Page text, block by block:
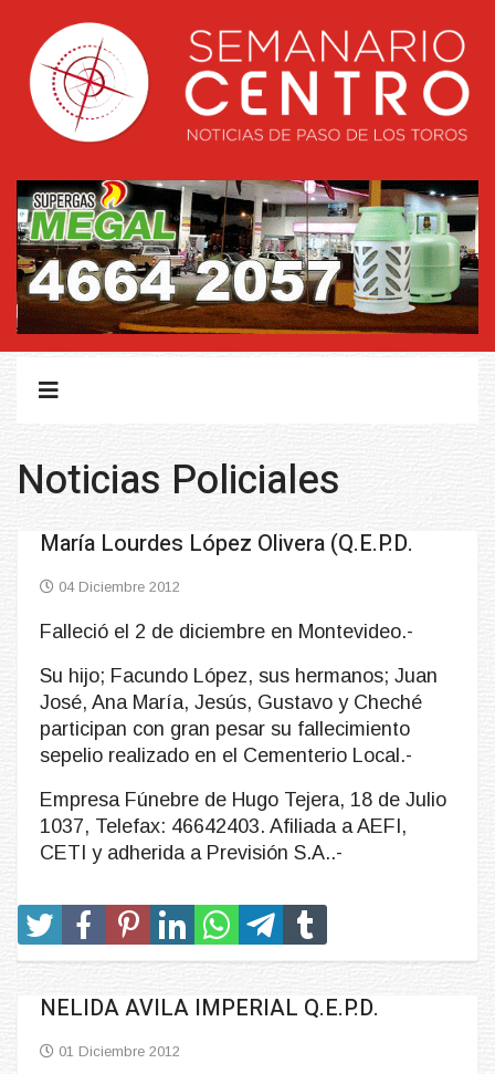
Noticias Policiales
María Lourdes López Olivera (Q.E.P.D.
04 Diciembre 2012
Falleció el 2 de diciembre en Montevideo.-
Su hijo; Facundo López, sus hermanos; Juan
José, Ana María, Jesús, Gustavo y Cheché
participan con gran pesar su fallecimiento
sepelio realizado en el Cementerio Local.-
Empresa Fúnebre de Hugo Tejera, 18 de Julio
1037, Telefax: 46642403. Afiliada a AEFI,
CETI y adherida a Previsión S.A..-
NELIDA AVILA IMPERIAL Q.E.P.D.
01 Diciembre 2012